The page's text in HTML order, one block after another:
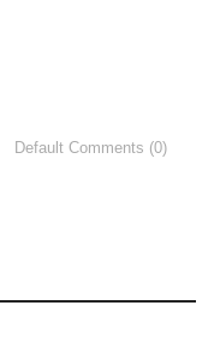
Default Comments (0)